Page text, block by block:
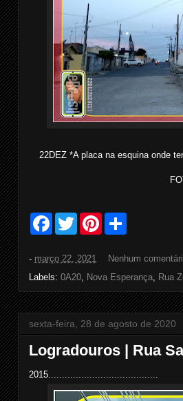
22DEZ *A placa na esquina onde
F
b
o
k
T
w
t
e
r
P
e
s
t
e
- março 22, 2021
Nenhum
Labels: 0A20 Nova Esperança Rua
sexta-feira, 28 de agosto de 2020
Logradouros | Rua
2015........................................